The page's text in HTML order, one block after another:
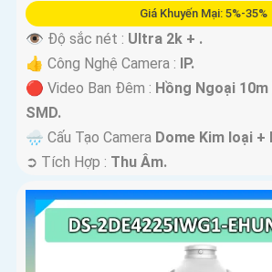
Giá Khuyến Mại: 5%-35%
👁 Độ sắc nét : Ultra 2k + .
👍 Công Nghệ Camera : IP.
🔴 Video Ban Đêm : Hồng Ngoại
SMD.
🌧️ Cấu Tạo Camera Dome Kim loại +
️➲ Tích Hợp : Thu Âm.